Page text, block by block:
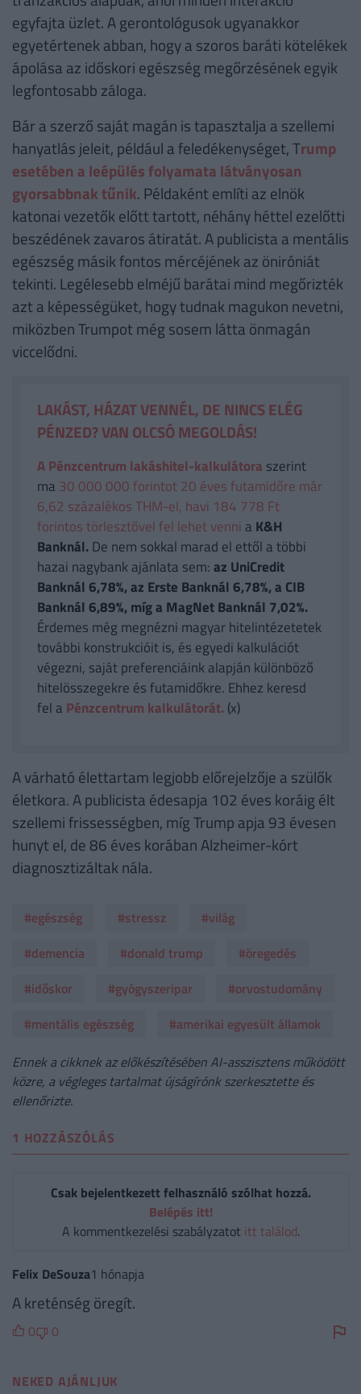
egyfajta üzlet. A gerontológusok ugyanakkor
egyetértenek abban, hogy a szoros baráti kötelékek
ápolása az időskori egészség megőrzésének egyik
legfontosabb záloga.
Bár a szerző saját magán is tapasztalja a szellemi
hanyatlás jeleit, például a feledékenységet, Trump
esetében a leépülés folyamata látványosan
gyorsabbnak tűnik. Példaként említi az elnök
katonai vezetők előtt tartott, néhány héttel ezelőtti
beszédének zavaros átiratát. A publicista a mentális
egészség másik fontos mércéjének az öniróniát
tekinti. Legélesebb elméjű barátai mind megőrizték
azt a képességüket, hogy tudnak magukon nevetni,
miközben Trumpot még sosem látta önmagán
viccelődni.
LAKÁST, HÁZAT VENNÉL, DE NINCS ELÉG
PÉNZED? VAN OLCSÓ MEGOLDÁS!
A Pénzcentrum lakáshitel-kalkulátora szerint
ma 30 000 000 forintot 20 éves futamidőre már
6,62 százalékos THM-el, havi 184 778 Ft
forintos törlesztővel fel lehet venni a K&H
Banknál.De nem sokkal marad el ettől a többi
hazai nagybank ajánlata sem:az UniCredit
Banknál 6,78%, az Erste Banknál 6,78%, a CIB
Banknál 6,89%, míg a MagNet Banknál 7,02%.
Érdemes még megnézni magyar hitelintézetetek
további konstrukcióit is, és egyedi kalkulációt
végezni, saját preferenciáink alapján különböző
hitelösszegekre és futamidőkre. Ehhez keresd
fel a Pénzcentrum kalkulátorát. (x)
A várható élettartam legjobb előrejelzője a szülők
életkora. A publicista édesapja 102 éves koráig élt
szellemi frissességben, míg Trump apja 93 évesen
hunyt el, de 86 éves korában Alzheimer-kórt
diagnosztizáltak nála.
#egészség #stressz
#világ
#demencia
#donald trump
#öregedés
#időskor
#gyógyszeripar
#orvostudomány
#mentális egészség
#amerikai egyesült államok
Ennek a cikknek az előkészítésében AI-asszisztens működött
közre, a végleges tartalmat újságírónk szerkesztette és
ellenőrizte.
1 HOZZÁSZÓLÁS
Csak bejelentkezett felhasználó szólhat hozzá.
Belépés itt!
A kommentkezelési szabályzatot itt találod.
Felix DeSouza1 hónapja
A kreténség öregít.
0 0
NEKED AJÁNLJUK